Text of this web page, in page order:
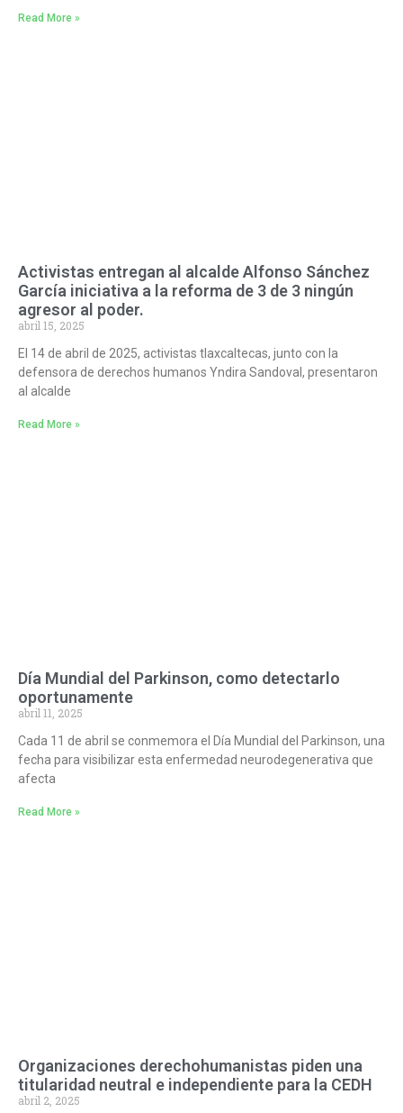
Read More »
Activistas entregan al alcalde Alfonso Sánchez
García iniciativa a la reforma de 3 de 3 ningún
agresor al poder.
abril 15, 2025
El 14 de abril de 2025, activistas tlaxcaltecas, junto con la
defensora de derechos humanos Yndira Sandoval, presentaron
al alcalde
Read More »
Día Mundial del Parkinson, como detectarlo
oportunamente
abril 11, 2025
Cada 11 de abril se conmemora el Día Mundial del Parkinson, una
fecha para visibilizar esta enfermedad neurodegenerativa que
afecta
Read More »
Organizaciones derechohumanistas piden una
titularidad neutral e independiente para la CEDH
abril 2, 2025